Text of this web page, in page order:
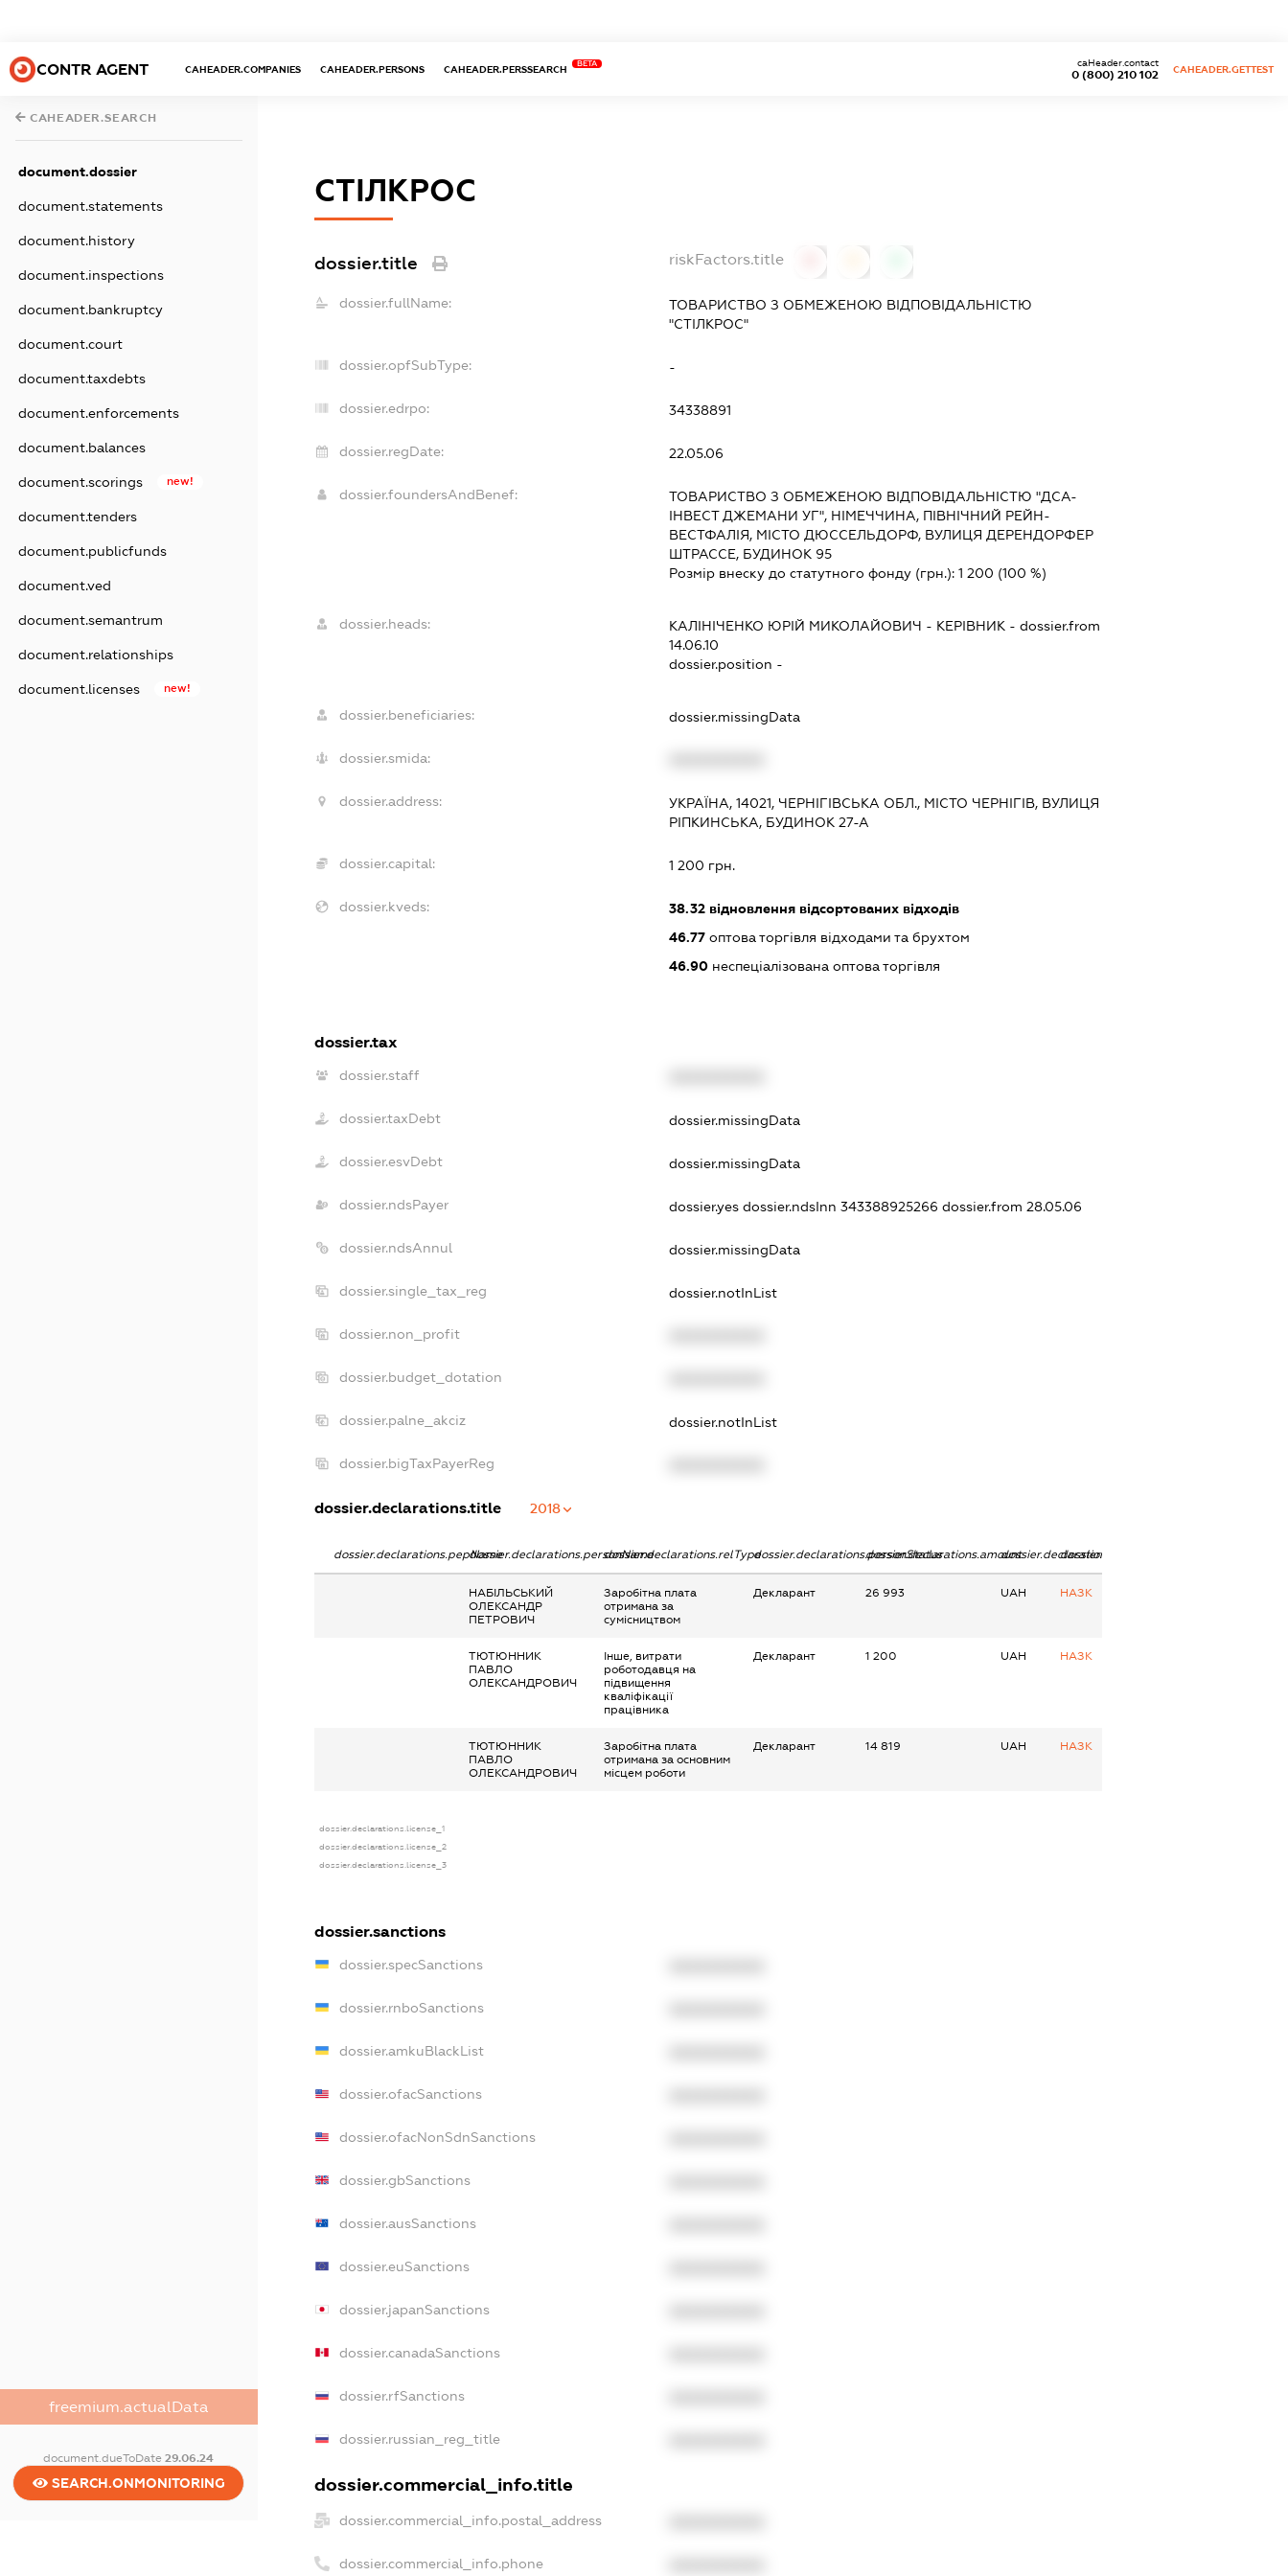
CONTR AGENT CAHEADER.COMPANIES CAHEADER.PERSONS CAHEADER.PERSSEARCH
BETA
0 (800) 210 102
caHeader.contact
CAHEADER.GETTEST
CAHEADER.SEARCH
document.dossier
document.statements
document.history
document.inspections
document.bankruptcy
document.court
document.taxdebts
document.enforcements
document.balances
document.scorings new!
document.tenders
document.publicfunds
document.ved
document.semantrum
document.relationships
document.licenses new!
freemium.actualData
document.dueToDate29.06.24
SEARCH.ONMONITORING
СТІЛКРОС
dossier.title riskFactors.title
dossier.fullName:
ТОВАРИСТВО З ОБМЕЖЕНОЮ ВІДПОВІДАЛЬНІСТЮ
"СТІЛКРОС"
dossier.opfSubType: -
dossier.edrpo: 34338891
dossier.regDate: 22.05.06
dossier.foundersAndBenef:
ТОВАРИСТВО З ОБМЕЖЕНОЮ ВІДПОВІДАЛЬНІСТЮ "ДСА-
ІНВЕСТ ДЖЕМАНИ УГ", НІМЕЧЧИНА, ПІВНІЧНИЙ РЕЙН-
ВЕСТФАЛІЯ, МІСТО ДЮССЕЛЬДОРФ, ВУЛИЦЯ ДЕРЕНДОРФЕР
ШТРАССЕ, БУДИНОК 95
Розмір внеску до статутного фонду (грн.):1 200 (100 %)
dossier.heads: КАЛІНІЧЕНКО ЮРІЙ МИКОЛАЙОВИЧ - КЕРІВНИК - dossier.from
14.06.10
dossier.position -
dossier.beneficiaries: dossier.missingData
dossier.smida:
dossier.address:
УКРАЇНА, 14021, ЧЕРНІГІВСЬКА ОБЛ., МІСТО ЧЕРНІГІВ, ВУЛИЦЯ
РІПКИНСЬКА, БУДИНОК 27-А
dossier.capital: 1 200 грн.
dossier.kveds: 38.32 відновлення відсортованих відходів
46.77 оптова торгівля відходами та брухтом
46.90 неспеціалізована оптова торгівля
dossier.tax
dossier.staff
dossier.taxDebt dossier.missingData
dossier.esvDebt dossier.missingData
dossier.ndsPayer dossier.yesdossier.ndsInn 343388925266dossier.from 28.05.06
dossier.ndsAnnul dossier.missingData
dossier.single_tax_reg dossier.notInList
dossier.non_profit
dossier.budget_dotation
dossier.palne_akciz dossier.notInList
dossier.bigTaxPayerReg
dossier.declarations.title 2018
dossier.declarations.pepNamedossier.declarations.personNamedossier.declarations.relTypedossier.declarations.personStatusdossier.declarations.amountdossier.declarations.currency
dossier.declarations.source
НАБІЛЬСЬКИЙ
ОЛЕКСАНДР
ПЕТРОВИЧ
Заробітна плата
отримана за
сумісництвом
Декларант 26 993 UAH НАЗК
ТЮТЮННИК
ПАВЛО
ОЛЕКСАНДРОВИЧ
Інше, витрати
роботодавця на
підвищення
кваліфікації
працівника
Декларант 1 200 UAH НАЗК
ТЮТЮННИК
ПАВЛО
ОЛЕКСАНДРОВИЧ
Заробітна плата
отримана за основним
місцем роботи
Декларант 14 819 UAH НАЗК
dossier.declarations.license_1
dossier.declarations.license_2
dossier.declarations.license_3
dossier.sanctions
dossier.specSanctions
dossier.rnboSanctions
dossier.amkuBlackList
dossier.ofacSanctions
dossier.ofacNonSdnSanctions
dossier.gbSanctions
dossier.ausSanctions
dossier.euSanctions
dossier.japanSanctions
dossier.canadaSanctions
dossier.rfSanctions
dossier.russian_reg_title
dossier.commercial_info.title
dossier.commercial_info.postal_address
dossier.commercial_info.phone